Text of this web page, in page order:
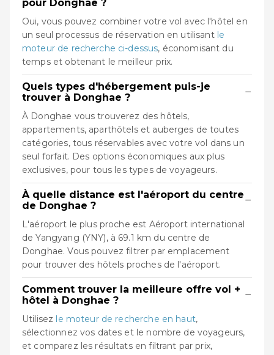
pour Donghae ?
Oui, vous pouvez combiner votre vol avec l'hôtel en
un seul processus de réservation en utilisant le
moteur de recherche ci-dessus, économisant du
temps et obtenant le meilleur prix.
Quels types d'hébergement puis-je
trouver à Donghae ?
−
À Donghae vous trouverez des hôtels,
appartements, aparthôtels et auberges de toutes
catégories, tous réservables avec votre vol dans un
seul forfait. Des options économiques aux plus
exclusives, pour tous les types de voyageurs.
À quelle distance est l'aéroport du centre
de Donghae ?
−
L'aéroport le plus proche est Aéroport international
de Yangyang (YNY), à 69.1 km du centre de
Donghae. Vous pouvez filtrer par emplacement
pour trouver des hôtels proches de l'aéroport.
Comment trouver la meilleure offre vol +
hôtel à Donghae ?
−
Utilisez le moteur de recherche en haut,
sélectionnez vos dates et le nombre de voyageurs,
et comparez les résultats en filtrant par prix,